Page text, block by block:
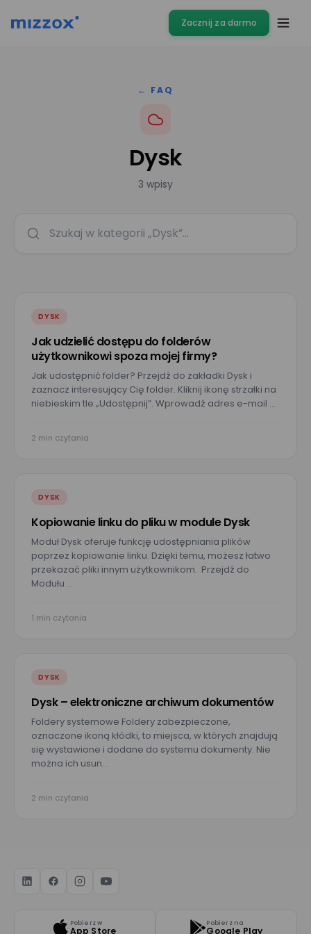
Zacznij za darmo
← FAQ
Dysk
3 wpisy
DYSK
Jak udzielić dostępu do folderów
użytkownikowi spoza mojej firmy?
Jak udostępnić folder? Przejdź do zakładki Dysk i
zaznacz interesujący Cię folder. Kliknij ikonę strzałki na
niebieskim tle „Udostępnij”. Wprowadź adres e-mail …
2 min czytania
DYSK
Kopiowanie linku do pliku w module Dysk
Moduł Dysk oferuje funkcję udostępniania plików
poprzez kopiowanie linku. Dzięki temu, możesz łatwo
przekazać pliki innym użytkownikom. Przejdź do
Modułu …
1 min czytania
DYSK
Dysk – elektroniczne archiwum dokumentów
Foldery systemowe Foldery zabezpieczone,
oznaczone ikoną kłódki, to miejsca, w których znajdują
się wystawione i dodane do systemu dokumenty. Nie
można ich usun…
2 min czytania
Umów prezentację
E-mail*
Imię*
Nazwisko*
Wyrażam zgodę na przetwarzanie moich danych osobowych
podanych w powyższym formularzu przez Mizzox S.A. w celu
administratorem danych osobowych.
Pobierz w
App Store
Pobierz na
Google Play